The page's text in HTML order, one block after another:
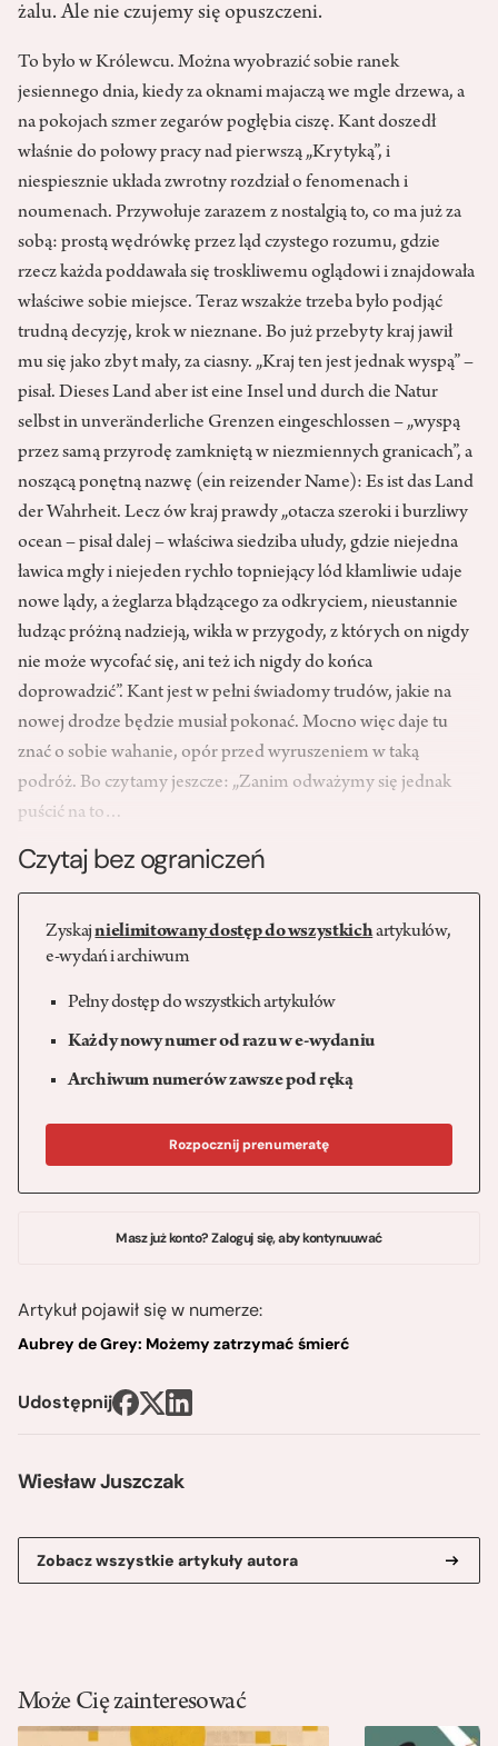
Wiesław Juszczak
Zobacz wszystkie artykuły autora
żalu. Ale nie czujemy się opuszczeni.
To było w Królewcu. Można wyobrazić sobie ranek
jesiennego dnia, kiedy za oknami majaczą we mgle drzewa, a
na pokojach szmer zegarów pogłębia ciszę. Kant doszedł
właśnie do połowy pracy nad pierwszą „Krytyką”, i
niespiesznie układa zwrotny rozdział o fenomenach i
noumenach. Przywołuje zarazem z nostalgią to, co ma już za
sobą: prostą wędrówkę przez ląd czystego rozumu, gdzie
rzecz każda poddawała się troskliwemu oglądowi i znajdowała
właściwe sobie miejsce. Teraz wszakże trzeba było podjąć
trudną decyzję, krok w nieznane. Bo już przebyty kraj jawił
mu się jako zbyt mały, za ciasny. „Kraj ten jest jednak wyspą” –
pisał. Dieses Land aber ist eine Insel und durch die Natur
selbst in unveränderliche Grenzen eingeschlossen – „wyspą
przez samą przyrodę zamkniętą w niezmiennych granicach”, a
noszącą ponętną nazwę (ein reizender Name): Es ist das Land
der Wahrheit. Lecz ów kraj prawdy „otacza szeroki i burzliwy
ocean – pisał dalej – właściwa siedziba ułudy, gdzie niejedna
ławica mgły i niejeden rychło topniejący lód kłamliwie udaje
nowe lądy, a żeglarza błądzącego za odkryciem, nieustannie
łudząc próżną nadzieją, wikła w przygody, z których on nigdy
nie może wycofać się, ani też ich nigdy do końca
doprowadzić”. Kant jest w pełni świadomy trudów, jakie na
nowej drodze będzie musiał pokonać. Mocno więc daje tu
znać o sobie wahanie, opór przed wyruszeniem w taką
podróż. Bo czytamy jeszcze: „Zanim odważymy się jednak
puścić na to…
Czytaj bez ograniczeń
Zyskajnielimitowany dostęp do wszystkichartykułów,
e-wydań i archiwum
Pełny dostęp do wszystkich artykułów
Każdy nowy numer od razu w e-wydaniu
Archiwum numerów zawsze pod ręką
Rozpocznij prenumeratę
Masz już konto? Zaloguj się, aby kontynuuwać
Artykuł pojawił się w numerze:
Aubrey de Grey: Możemy zatrzymać śmierć
Udostępnij
Może Cię zainteresować